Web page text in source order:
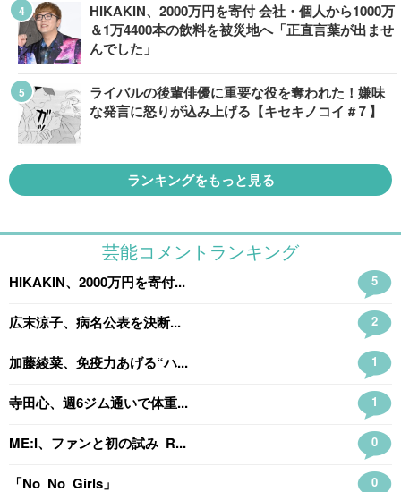
HIKAKIN、2000万円を寄付 会社・個人から1000万
＆1万4400本の飲料を被災地へ「正直言葉が出ませ
んでした」
ライバルの後輩俳優に重要な役を奪われた！嫌味
な発言に怒りが込み上げる【キセキノコイ #７】
ランキングをもっと見る